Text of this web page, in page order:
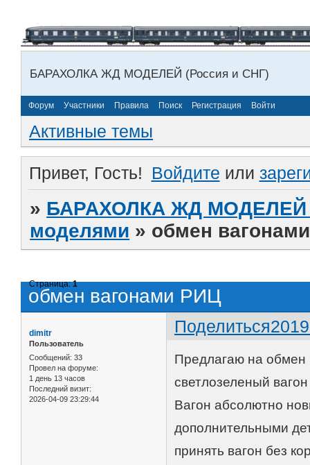
БАРАХОЛКА ЖД МОДЕЛЕЙ (Россия и СНГ)
Форум Участники Правила Поиск Регистрация Войти
Активные темы
Привет, Гость! Войдите или
» БАРАХОЛКА ЖД МОДЕЛЕЙ
моделями » обмен
обмен вагонами РИЦ
Страница:1
Поделиться
dimitr
Пользователь
Сообщений: 33
Провел на форуме:
1 день 13 часов
Последний визит:
2026-04-09 23:29:44
Предлагаю на
светлозеленый
Вагон абсолютно
дополнительными
принять вагон без